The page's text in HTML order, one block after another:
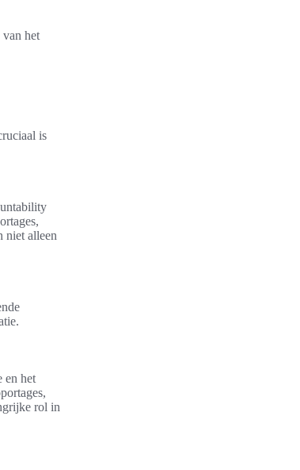
het
is
niet alleen
en het
rol in